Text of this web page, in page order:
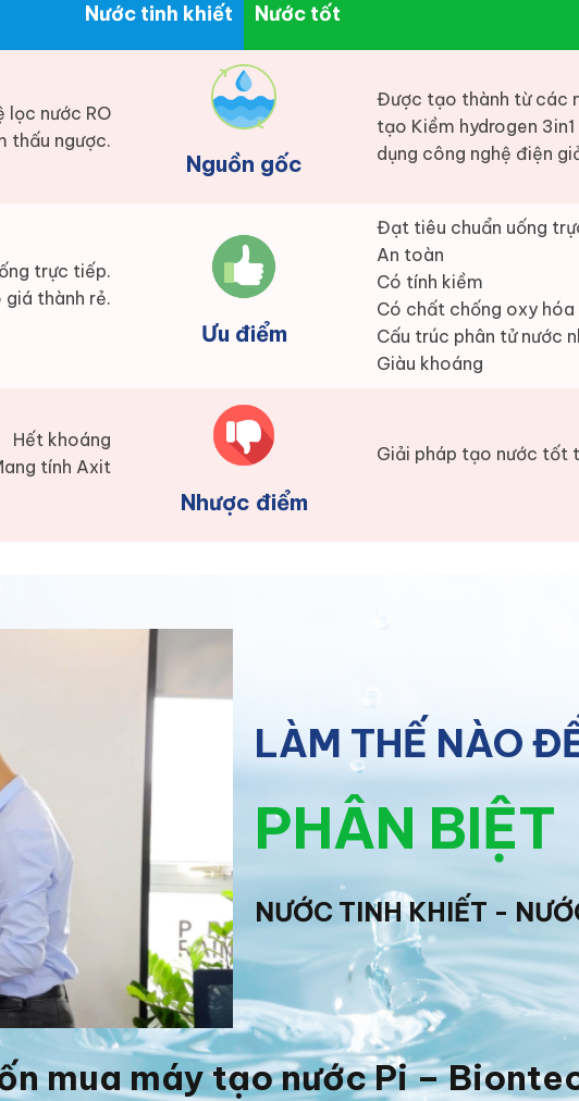
Nước tinh khiết Nước tốt
lọc nước RO
thấu ngược.
Nguồn gốc
Được tạo thành từ các
tạo Kiềm hydrogen
dụng công nghệ điện
trực tiếp.
thành rẻ.
Ưu điểm
Đạt tiêu chuẩn uống
An toàn
Có tính kiềm
Có chất chống oxy hóa
Cấu trúc phân tử nước
Giàu khoáng
Hết khoáng
tính Axit
Nhược điểm
Giải pháp tạo nước tốt
LÀM THẾ NÀO
PHÂN BIỆT
NƯỚC TINH KHIẾT -
mua máy tạo nước Pi –